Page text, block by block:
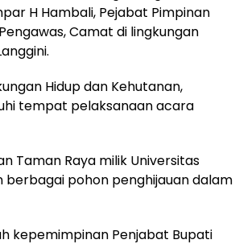
H Hambali, Pejabat Pimpinan
Camat di lingkungan
Hidup dan Kehutanan,
tempat pelaksanaan acara
Taman Raya milik Universitas
berbagai pohon penghijauan dalam
kepemimpinan Penjabat Bupati